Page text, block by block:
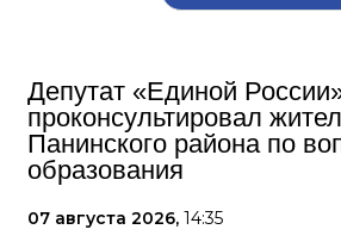
Депутат «Единой
проконсультировал
Панинского района по
образования
07 августа 2026, 14:35